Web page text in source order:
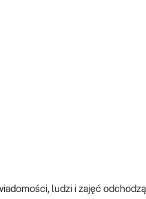
ludzi i zajęć